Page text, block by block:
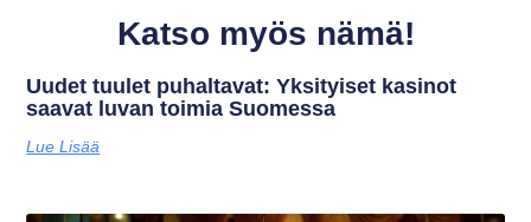
Katso myös nämä!
Uudet tuulet puhaltavat: Yksityiset kasinot
saavat luvan toimia Suomessa
Lue Lisää